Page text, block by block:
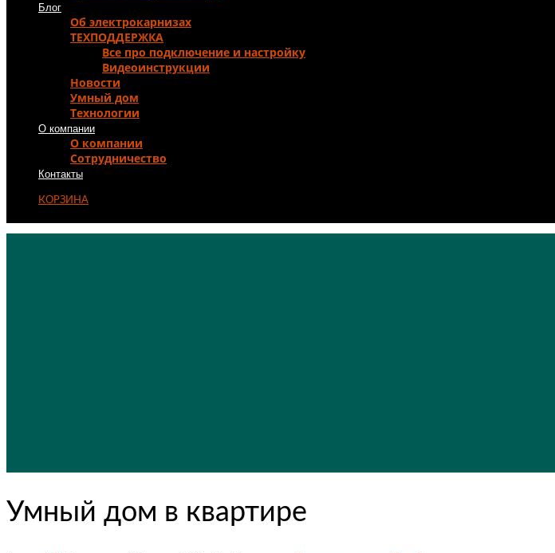
Блог
Об электрокарнизах
ТЕХПОДДЕРЖКА
Все про подключение и настройку
Видеоинструкции
Новости
Умный дом
Технологии
О компании
О компании
Сотрудничество
Контакты
КОРЗИНА
Умный дом в квартире